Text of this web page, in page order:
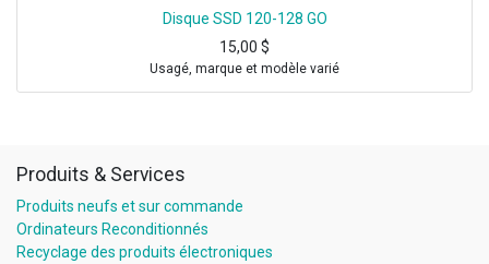
Disque SSD 120-128 GO
15,00 $
Usagé, marque et modèle varié
Produits & Services
Produits neufs et sur commande
Ordinateurs Reconditionnés
Recyclage des produits électroniques